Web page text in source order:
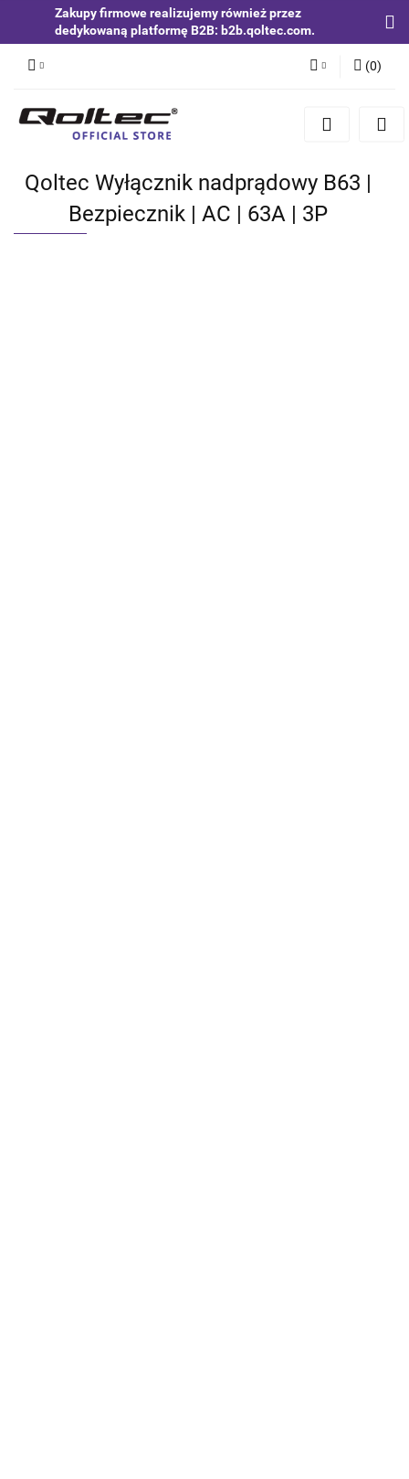
Zakupy firmowe realizujemy również przez
dedykowaną platformę B2B: b2b.qoltec.com.
Zaloguj się
Zgody cookies
(0)
Qoltec Wyłącznik nadprądowy B63 |
Bezpiecznik | AC | 63A | 3P